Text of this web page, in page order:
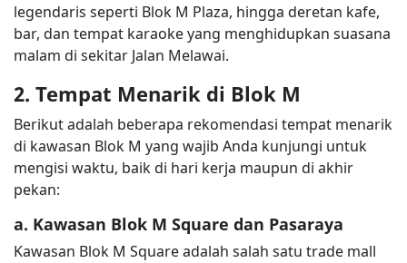
legendaris seperti Blok M Plaza, hingga deretan kafe,
bar, dan tempat karaoke yang menghidupkan suasana
malam di sekitar Jalan Melawai.
2. Tempat Menarik di Blok M
Berikut adalah beberapa rekomendasi tempat menarik
di kawasan Blok M yang wajib Anda kunjungi untuk
mengisi waktu, baik di hari kerja maupun di akhir
pekan:
a. Kawasan Blok M Square dan Pasaraya
Kawasan Blok M Square adalah salah satu trade mall